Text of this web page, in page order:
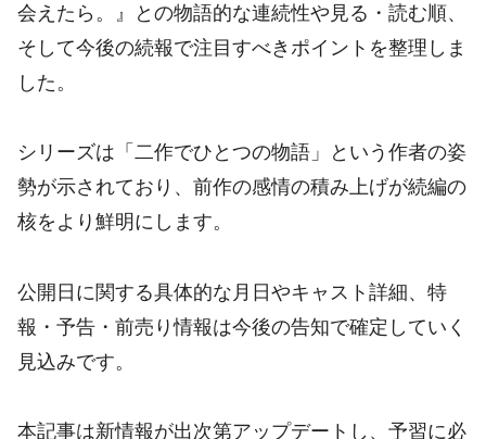
会えたら。』との物語的な連続性や見る・読む順、
そして今後の続報で注目すべきポイントを整理しま
した。
シリーズは「二作でひとつの物語」という作者の姿
勢が示されており、前作の感情の積み上げが続編の
核をより鮮明にします。
公開日に関する具体的な月日やキャスト詳細、特
報・予告・前売り情報は今後の告知で確定していく
見込みです。
本記事は新情報が出次第アップデートし、予習に必